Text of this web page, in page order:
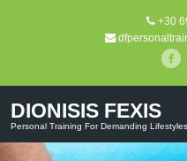
+30
DIONISIS FEXIS
Personal Training For Demanding Lifestyles